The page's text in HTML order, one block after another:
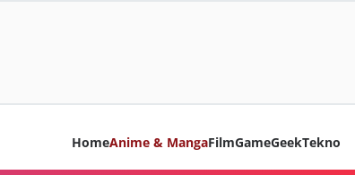
HomeAnime & MangaFilmGameGeekTekno